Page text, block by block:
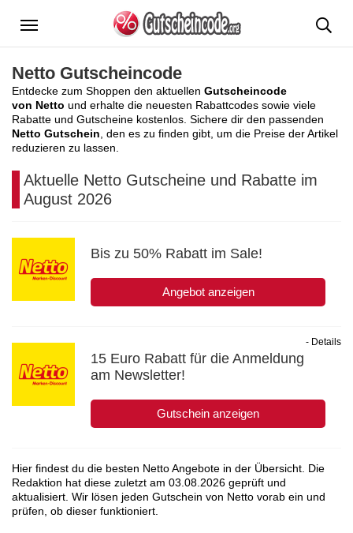
Menü
Netto Gutscheincode
Entdecke zum Shoppen den aktuellen Gutscheincode
von Netto und erhalte die neuesten Rabattcodes sowie viele
Rabatte und Gutscheine kostenlos. Sichere dir den passenden
Netto Gutschein , den es zu finden gibt, um die Preise der Artikel
reduzieren zu lassen.
Aktuelle Netto Gutscheine und Rabatte im
August 2026
Bis zu 50% Rabatt im Sale!
Angebot anzeigen
15 Euro Rabatt für die Anmeldung
am Newsletter!
Gutschein anzeigen
- Details
Hier findest du die besten Netto Angebote in der Übersicht. Die
Redaktion hat diese zuletzt am 03.08.2026 geprüft und
aktualisiert. Wir lösen jeden Gutschein von Netto vorab ein und
prüfen, ob dieser funktioniert.